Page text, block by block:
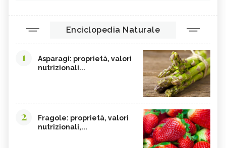
Enciclopedia Naturale
1
Asparagi: proprietà, valori
nutrizionali...
2
Fragole: proprietà, valori
nutrizionali,...